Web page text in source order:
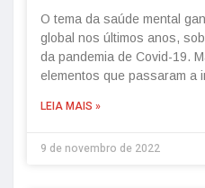
O tema da saúde mental
global nos últimos anos,
da pandemia de Covid-19.
elementos que passaram a
LEIA MAIS »
9 de novembro de 2022